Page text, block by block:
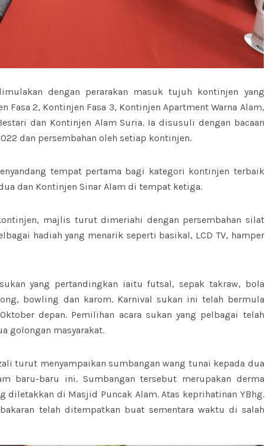
dengan perarakan masuk tujuh kontinjen yang
Fasa 2, Kontinjen Fasa 3, Kontinjen Apartment Warna Alam,
dan Kontinjen Alam Suria. Ia disusuli dengan bacaan
dan persembahan oleh setiap kontinjen.
tempat pertama bagi kategori kontinjen terbaik
dan Kontinjen Sinar Alam di tempat ketiga.
majlis turut dimeriahi dengan persembahan silat
hadiah yang menarik seperti basikal, LCD TV, hamper
yang pertandingkan iaitu futsal, sepak takraw, bola
bowling dan karom. Karnival sukan ini telah bermula
depan. Pemilihan acara sukan yang pelbagai telah
golongan masyarakat.
turut menyampaikan sumbangan wang tunai kepada dua
baru-baru ini. Sumbangan tersebut merupakan derma
di Masjid Puncak Alam. Atas keprihatinan YBhg.
telah ditempatkan buat sementara waktu di salah